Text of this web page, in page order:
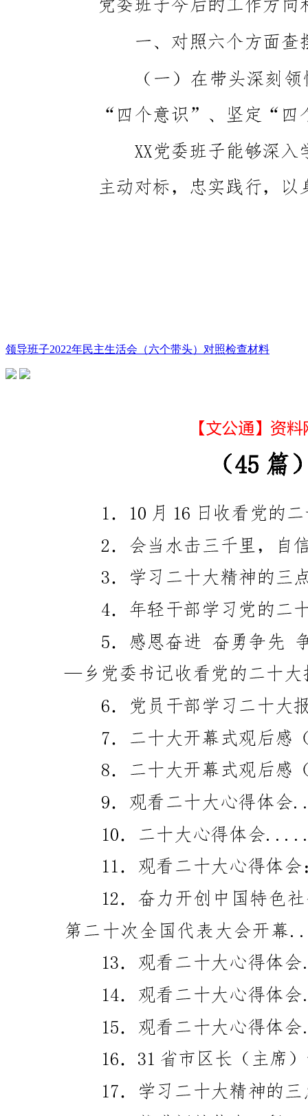
领导班子2022年民主生活会（六个带头）对照检查材料